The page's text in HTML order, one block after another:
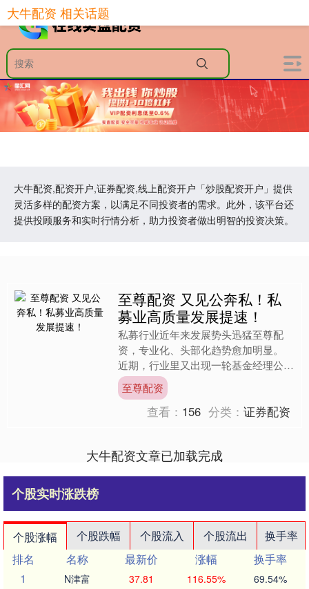
大牛配资,配资开户,证券配资,线上配资开户「炒股配资开户」提供
灵活多样的配资方案，以满足不同投资者的需求。此外，该平台还
提供投顾服务和实时行情分析，助力投资者做出明智的投资决策。
大牛配资 相关话题
至尊配资 又见公奔私！私
募业高质量发展提速！
私募行业近年来发展势头迅猛至尊配
资，专业化、头部化趋势愈加明显。
近期，行业里又出现一轮基金经理公奔
私的热潮，百亿私募数量也再度扩容。
前冠军公募基金经理奔私 ....
至尊配资
查看： 156 分类：证券配资
大牛配资文章已加载完成
个股实时涨跌榜
个股涨幅 个股跌幅 个股流入 个股流出
换手率
排名
名称 最新价 涨幅
换手率
1
N津富 37.81 116.55% 69.54%